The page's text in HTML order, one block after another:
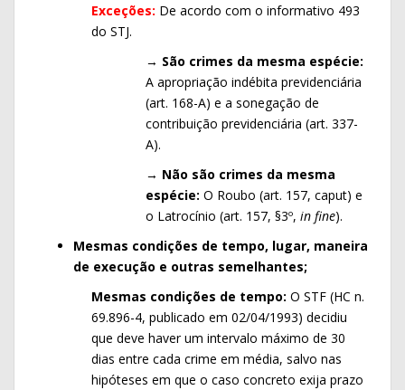
Exceções: De acordo com o informativo 493
do STJ.
→ São crimes da mesma espécie:
A apropriação indébita previdenciária
(art. 168-A) e a sonegação de
contribuição previdenciária (art. 337-
A).
→ Não são crimes da mesma
espécie: O Roubo (art. 157, caput) e
o Latrocínio (art. 157, §3º, in fine).
Mesmas condições de tempo, lugar, maneira
de execução e outras semelhantes;
Mesmas condições de tempo: O STF (HC n.
69.896-4, publicado em 02/04/1993) decidiu
que deve haver um intervalo máximo de 30
dias entre cada crime em média, salvo nas
hipóteses em que o caso concreto exija prazo